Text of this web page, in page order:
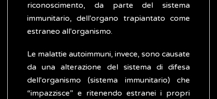
riconoscimento, da parte del sistema
immunitario, dell'organo trapiantato come
estraneo all'organismo.
Le malattie autoimmuni, invece, sono causate
da una alterazione del sistema di difesa
dell'organismo (sistema immunitario) che
“impazzisce” e ritenendo estranei i propri